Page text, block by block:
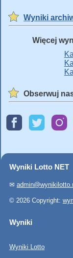
Wyniki
Więcej
Obserwuj
Wyniki Lotto NET
✉
© 2026 Copyright:
Wyniki
Wyniki Lotto